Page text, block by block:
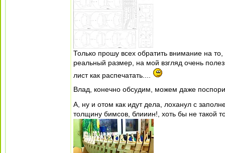
Только прошу всех обратить внимание на
реальный размер, на мой взгляд очень
лист как распечатать....
Влад, конечно обсудим, можем даже
А, ну и отом как идут дела, лоханул с
толщину бимсов, блииин!, хоть бы не такой